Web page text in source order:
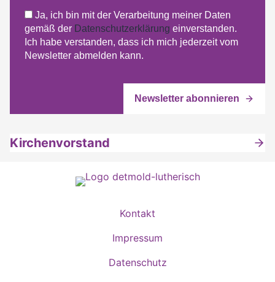
Ja, ich bin mit der Verarbeitung meiner Daten
gemäß der Datenschutzerklärung einverstanden.
Ich habe verstanden, dass ich mich jederzeit vom
Newsletter abmelden kann.
Kirchenvorstand
Kontakt
Impressum
Datenschutz